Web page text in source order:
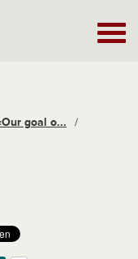
goal o...
/